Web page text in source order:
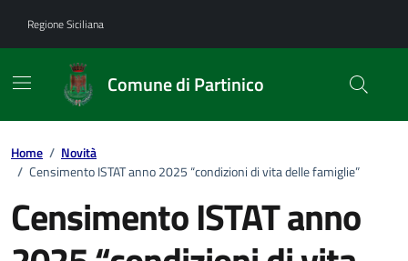
Regione Siciliana
Comune di Partinico
Home / Novità
/ Censimento ISTAT anno 2025 “condizioni di vita delle famiglie”
Censimento ISTAT anno